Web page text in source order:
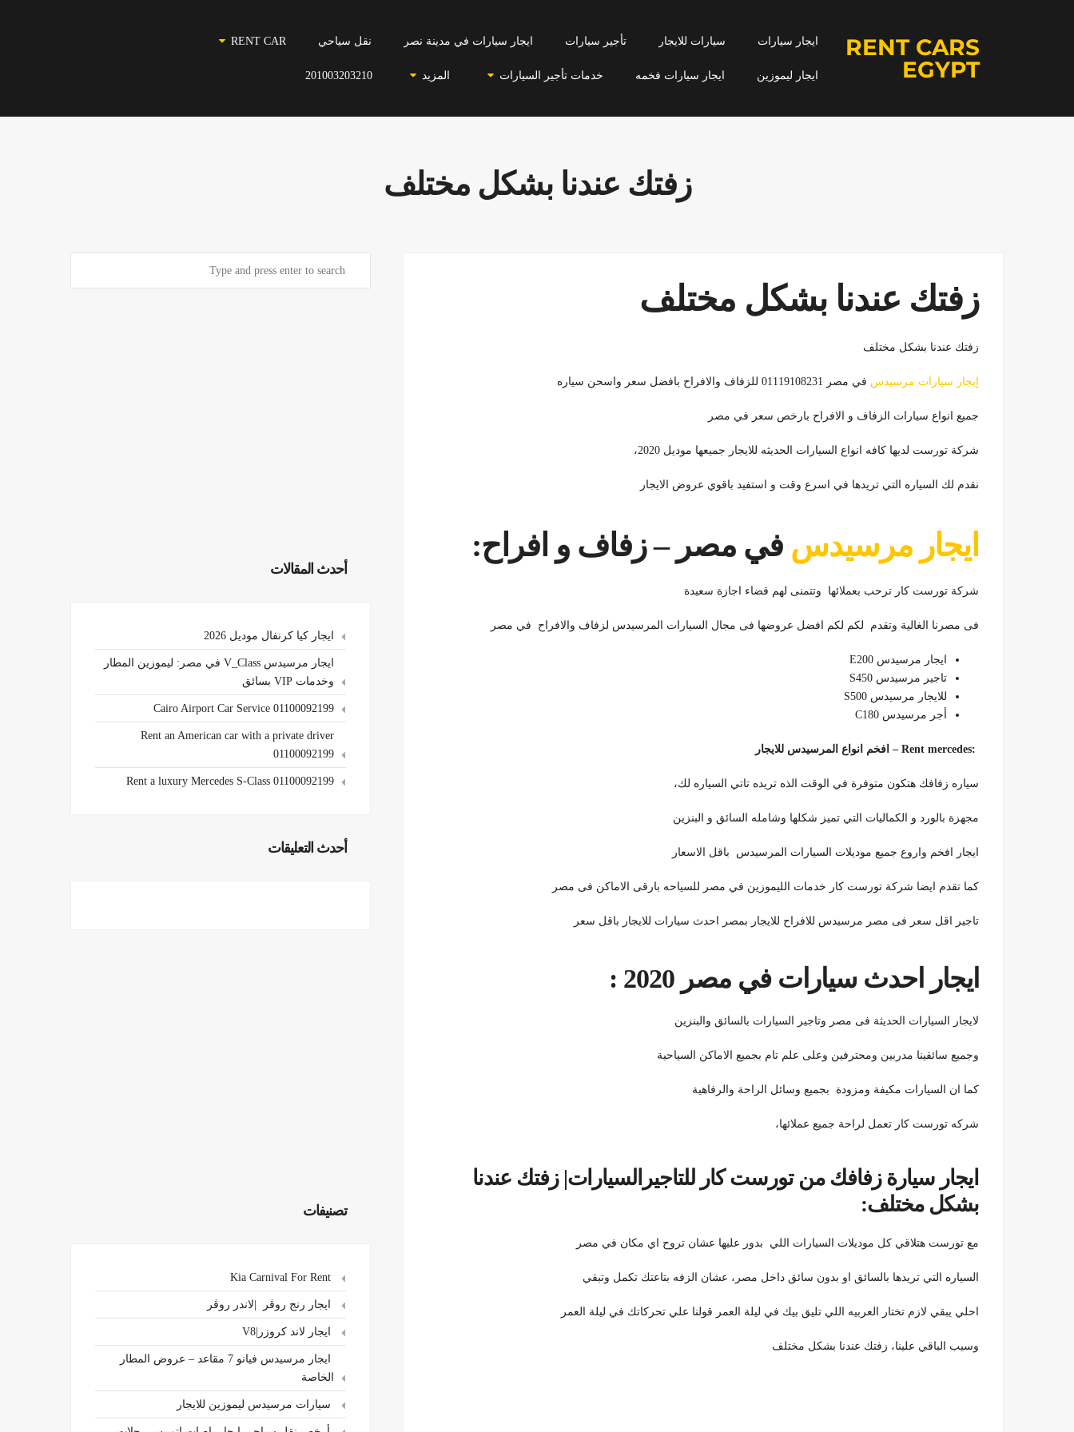
RENT CARS
EGYPT
ايجار سيارات سيارات للايجار تأجير سيارات ايجار سيارات في مدينة نصر نقل سياحي RENT CAR
ايجار ليموزين ايجار سيارات فخمه خدمات تأجير السيارات المزيد 201003203210
زفتك عندنا بشكل مختلف
زفتك عندنا بشكل مختلف
زفتك عندنا بشكل مختلف
إيجار سيارات مرسيدس في مصر 01119108231 للزفاف والافراح بافضل سعر واسحن سياره
جميع انواع سيارات الزفاف و الافراح بارخص سعر في مصر
شركة تورست لديها كافه انواع السيارات الحديثه للايجار جميعها موديل 2020،
نقدم لك السياره التي تريدها في اسرع وقت و استفيد باقوي عروض الايجار
ايجار مرسيدس في مصر – زفاف و افراح:
شركة تورست كار ترحب بعملائها وتتمنى لهم قضاء اجازة سعيدة
فى مصرنا الغالية وتقدم لكم لكم افضل عروضها فى مجال السيارات المرسيدس لزفاف والافراح في مصر
ايجار مرسيدس E200
تاجير مرسيدس S450
للايجار مرسيدس S500
أجر مرسيدس C180
:
Rent mercedes – افخم انواع المرسيدس للايجار
سياره زفافك هتكون متوفرة في الوقت الذه تريده تاتي السياره لك،
مجهزة بالورد و الكماليات التي تميز شكلها وشامله السائق و البنزين
ايجار افخم واروع جميع موديلات السيارات المرسيدس باقل الاسعار
كما تقدم ايضا شركة تورست كار خدمات الليموزين في مصر للسياحه بارقى الاماكن فى مصر
تاجير اقل سعر فى مصر مرسيدس للافراح للايجار بمصر احدث سيارات للايجار باقل سعر
ايجار احدث سيارات في مصر 2020 :
لايجار السيارات الحديثة فى مصر وتاجير السيارات بالسائق والبنزين
وجميع سائقينا مدربين ومحترفين وعلى علم تام بجميع الاماكن السياحية
كما ان السيارات مكيفة ومزودة بجميع وسائل الراحة والرفاهية
شركه تورست كار تعمل لراحة جميع عملائها،
ايجار سيارة زفافك من تورست كار للتاجيرالسيارات| زفتك عندنا
بشكل مختلف:
مع تورست هتلاقي كل موديلات السيارات اللي بدور عليها عشان تروح اي مكان في مصر
السياره التي تريدها بالسائق او بدون سائق داخل مصر، عشان الزفه بتاعتك تكمل وتبقي
احلي يبقي لازم تختار العربيه اللي تليق بيك في ليلة العمر قولنا علي تحركاتك في ليلة العمر
وسيب الباقي علينا، زفتك عندنا بشكل مختلف
أحدث المقالات
ايجار كيا كرنفال موديل 2026
ايجار مرسيدس V_Class في مصر: ليموزين المطار
وخدمات VIP بسائق
Cairo Airport Car Service 01100092199
Rent an American car with a private driver
01100092199
Rent a luxury Mercedes S-Class 01100092199
أحدث التعليقات
تصنيفات
ايجار رنج روڤر |لاندر روڤر
ايجار لاند كروزر|V8
ايجار مرسيدس فيانو 7 مقاعد – عروض المطار
الخاصة
سيارات مرسيدس ليموزين للايجار